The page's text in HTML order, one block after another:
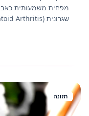
מפחית משמעותית
שגרונית (Rheumatoid Arthritis) ומשפר את טווחי התנועה.
תזונה